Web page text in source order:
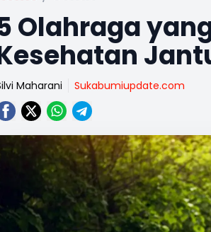
Olahraga
Maharani Sukabumiupdate.com